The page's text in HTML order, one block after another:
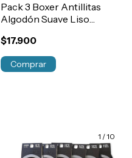
Pack 3 Boxer Antillitas
Algodón Suave Liso
Art.350
$17.900
Comprar
1 /10